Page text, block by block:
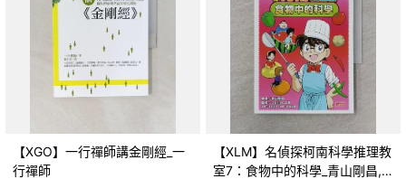
【XGO】一行禪師講金剛經_一
行禪師
【XLM】名偵探柯南科學推理教
室7：食物中的科學_青山剛昌,